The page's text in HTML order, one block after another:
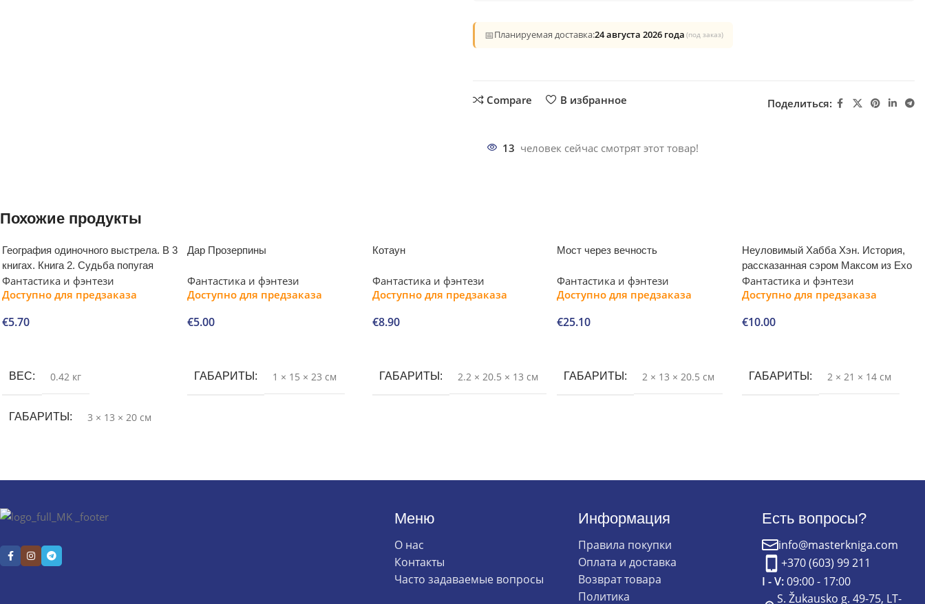
📅Планируемая доставка:24 августа 2026 года (под заказ)
Compare В избранное Поделиться:
13 человек сейчас смотрят этот товар!
Похожие продукты
География одиночного выстрела. В 3
книгах. Книга 2. Судьба попугая
Фантастика и фэнтези
Доступно для предзаказа
€5.70
ВЕС 0.42 кг
ГАБАРИТЫ 3 × 13 × 20 см
Дар Прозерпины
Фантастика и фэнтези
Доступно для предзаказа
€5.00
ГАБАРИТЫ 1 × 15 × 23 см
Котаун
Фантастика и фэнтези
Доступно для предзаказа
€8.90
ГАБАРИТЫ 2.2 × 20.5 × 13 см
Мост через вечность
Фантастика и фэнтези
Доступно для предзаказа
€25.10
ГАБАРИТЫ 2 × 13 × 20.5 см
Неуловимый Хабба Хэн. История,
рассказанная сэром Максом из Ехо
Фантастика и фэнтези
Доступно для предзаказа
€10.00
ГАБАРИТЫ 2 × 21 × 14 см
Меню
О нас
Контакты
Часто задаваемые вопросы
Информация
Правила покупки
Оплата и доставка
Возврат товара
Политика
Есть вопросы?
info@masterkniga.com
+370 (603) 99 211
I - V:09:00 - 17:00
S. Žukausko g. 49-75, LT-